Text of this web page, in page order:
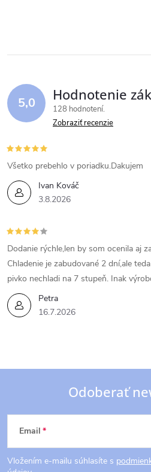
5,0 Hodnotenie
128 hodnotení
Zobraziť recenzie
Ivan Kováč
3.8.2026
Všetko prebehlo v poriadku.Dakujem
Petra
16.7.2026
Dodanie rýchle,len by som ocenila aj
Chladenie je zabudované 2 dní,ale
pivko nechladi na 7 stupeň. Inak
Z
á
Odoberať
Email
Vložením e-mailu súhlasíte s